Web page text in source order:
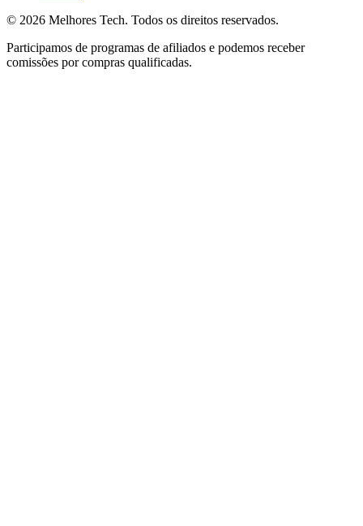
© 2026 Melhores Tech. Todos os direitos reservados.
Participamos de programas de afiliados e podemos receber
comissões por compras qualificadas.